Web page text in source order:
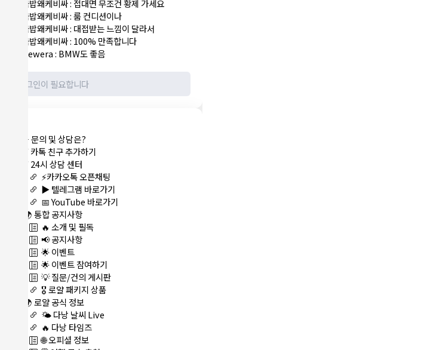
국밥왜케비싸: 접대면 무조건 황제 가세요
국밥왜케비싸:룸 컨디션이나
국밥왜케비싸: 대접받는 느낌이 달라서
국밥왜케비싸: 100% 만족합니다
Newera: BMW도 좋음
⭐ 문의 및 상담은?
⚡ 카톡 친구 추가하기
⚡ 24시 상담 센터
⚡카카오톡 오픈채팅
▶️ 텔레그램 바로가기
📅 YouTube 바로가기
🌍 통합 공지사항
🔥 소개 및 필독
📢 공지사항
🌟 이벤트
🌟 이벤트 참여하기
💡 질문/건의 게시판
🎖️ 로얄 패키지 상품
🌍 로얄 공식 정보
🌤️ 다낭 날씨 Live
🔥 다낭 타임즈
🌐 오피셜 정보